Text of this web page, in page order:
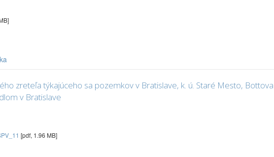
zreteľa týkajúceho sa pozemkov v Bratislave, k. ú. Staré Mesto,
v Bratislave
[pdf, 1.96 MB]